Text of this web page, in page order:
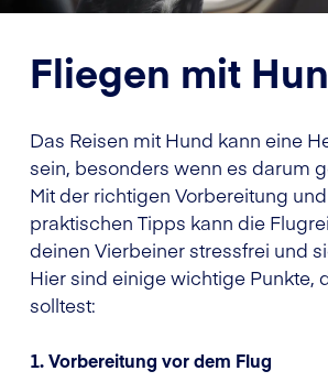
Fliegen mit
Das Reisen mit Hund kann eine
sein, besonders wenn es darum
Mit der richtigen Vorbereitung
praktischen Tipps kann die
deinen Vierbeiner stressfrei und
Hier sind einige wichtige Punkte,
solltest:
1. Vorbereitung vor dem Flug